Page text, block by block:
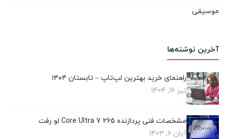
موسیقی
هوش مصنوعی و رباتیک
آخرین نوشته‌ها
راهنمای خرید بهترین لپ‌تاپ – تابستان ۱۴۰۴
تیر 16, 1404
مشخصات فنی پردازنده Core Ultra 7 265 لو رفت
آبان 6, 1403